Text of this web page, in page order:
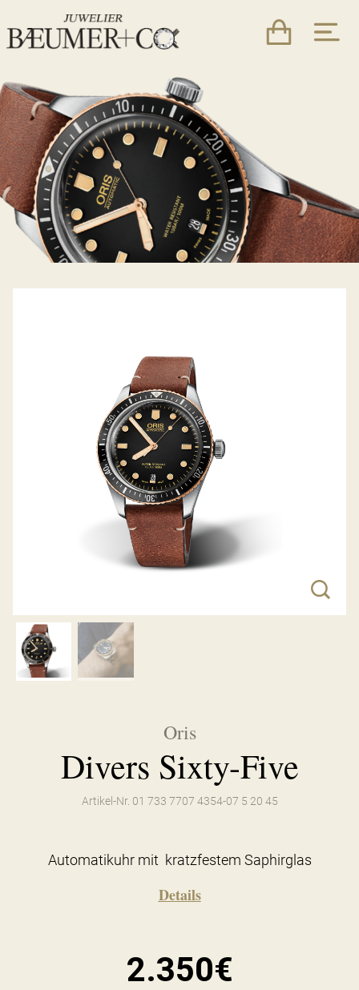
Oris
Divers Sixty-Five
Artikel-Nr. 01 733 7707 4354-07 5 20 45
Automatikuhr mit kratzfestem Saphirglas
Details
2.350€